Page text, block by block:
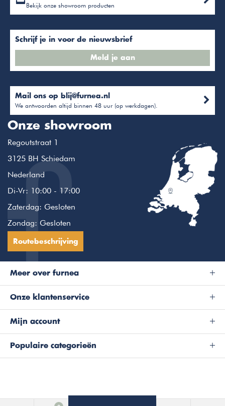
Bekijk onze showroom producten
Schrijf je in voor de nieuwsbrief
Meld je aan
Mail ons op blij@furnea.nl
We antwoorden altijd binnen 48 uur (op werkdagen).
Onze showroom
Regoutstraat 1
3125 BH Schiedam
Nederland
Di-Vr: 10:00 - 17:00
Zaterdag: Gesloten
Zondag: Gesloten
Routebeschrijving
Meer over furnea
Onze klantenservice
Populaire categorieën
Mijn account